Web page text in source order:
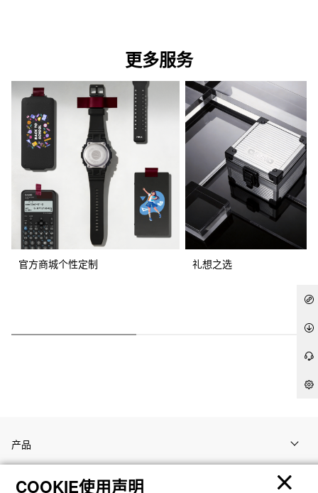
更多服务
官方商城个性定制 礼想之选
产品
客户支持
COOKIE使用声明